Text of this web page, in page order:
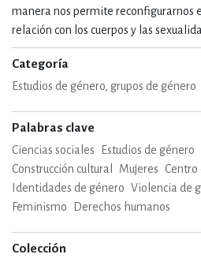
manera nos permite reconfigurarnos
relación con los cuerpos y las
Categoría
Estudios de género, grupos de género
Palabras clave
Ciencias sociales Estudios de género
Construcción cultural
Mujeres Centro
Identidades de género Violencia de
Feminismo
Derechos humanos
Colección